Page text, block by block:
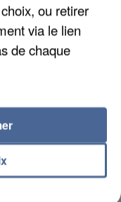
DÉROBÉES À
ou retirer
via le lien
de chaque